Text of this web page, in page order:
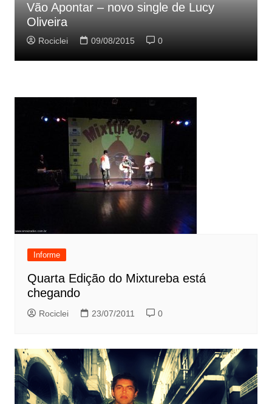
Vão Apontar – novo single de Lucy
Oliveira
Rociclei 09/08/2015 0
Informe
Quarta Edição do Mixtureba está
chegando
Rociclei 23/07/2011 0